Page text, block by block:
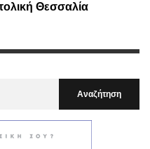
Θεσσαλία